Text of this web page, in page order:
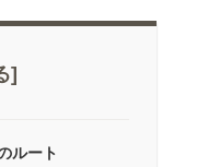
ルート